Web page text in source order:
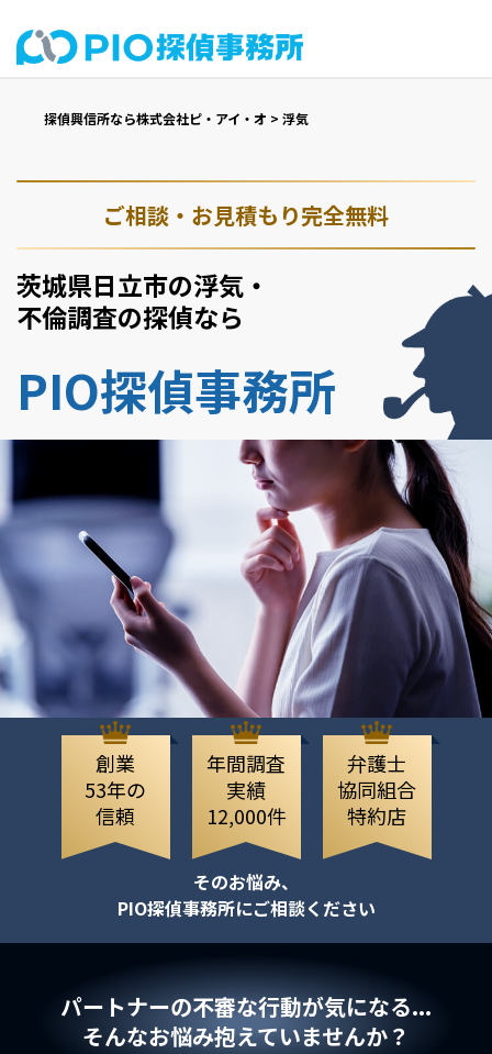
探偵興信所なら株式会社ピ・アイ・オ > 浮気
ご相談・お見積もり完全無料
茨城県日立市の浮気・
不倫調査の探偵なら
PIO探偵事務所
創業
53年の
信頼
年間調査
実績
12,000件
弁護士
協同組合
特約店
そのお悩み、
PIO探偵事務所にご相談ください
パートナーの不審な行動が気になる...
そんなお悩み抱えていませんか？